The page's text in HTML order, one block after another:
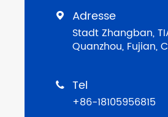
 Adresse
Stadt Zhangban,
Quanzhou, Fujian,
 Tel
+86-18105956815